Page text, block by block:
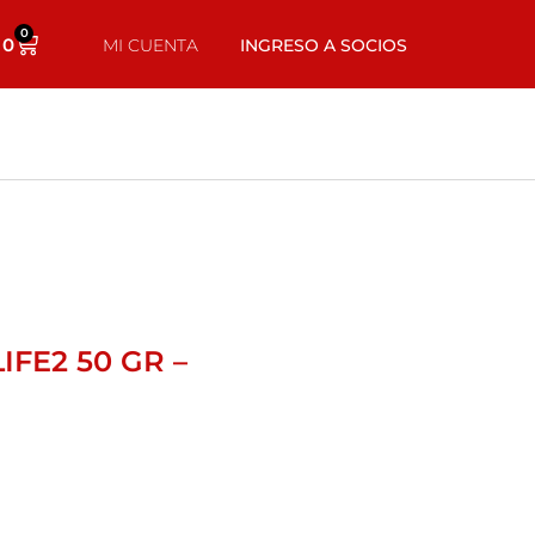
0
MI CUENTA INGRESO A SOCIOS
50 GR –